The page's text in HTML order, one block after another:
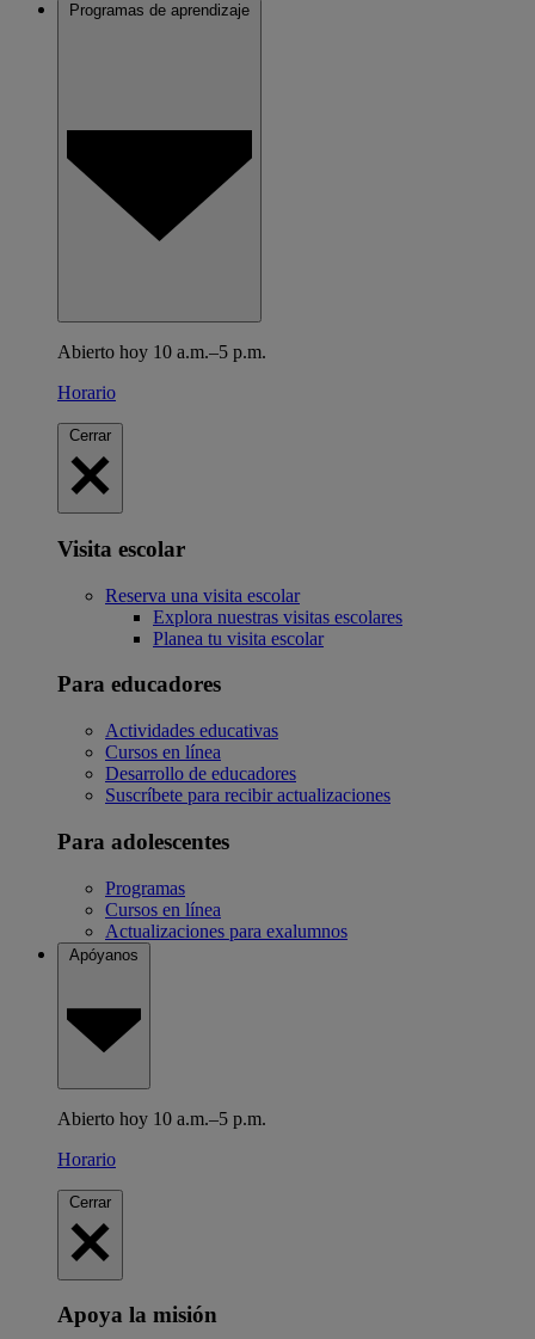
Programas de aprendizaje
Abierto hoy 10 a.m.–5 p.m.
Horario
Cerrar
Visita escolar
Reserva una visita escolar
Explora nuestras visitas escolares
Planea tu visita escolar
Para educadores
Actividades educativas
Cursos en línea
Desarrollo de educadores
Suscríbete para recibir actualizaciones
Para adolescentes
Programas
Cursos en línea
Actualizaciones para exalumnos
Apóyanos
Abierto hoy 10 a.m.–5 p.m.
Horario
Cerrar
Apoya la misión